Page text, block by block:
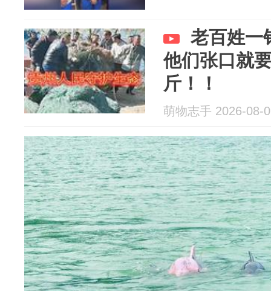
老百姓一
他们张口就
斤！！
萌物志手 2026-08-